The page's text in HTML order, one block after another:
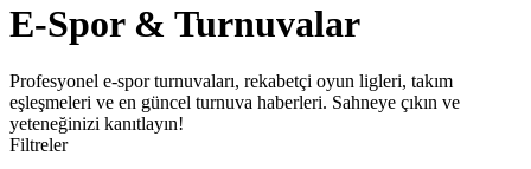
E-Spor & Turnuvalar
Profesyonel e-spor turnuvaları, rekabetçi oyun ligleri, takım
eşleşmeleri ve en güncel turnuva haberleri. Sahneye çıkın ve
yeteneğinizi kanıtlayın!
Filtreler